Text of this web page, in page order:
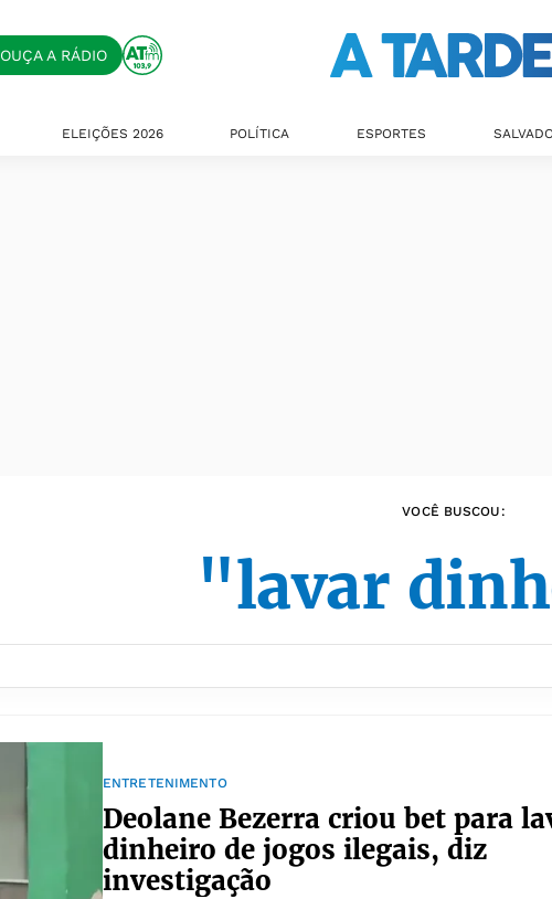
OUÇA A RÁDIO
ELEIÇÕES 2026 POLÍTICA ESPORTES
VOCÊ BUSCOU:
"lavar
ENTRETENIMENTO
Deolane Bezerra criou bet para
dinheiro de jogos ilegais, diz
investigação